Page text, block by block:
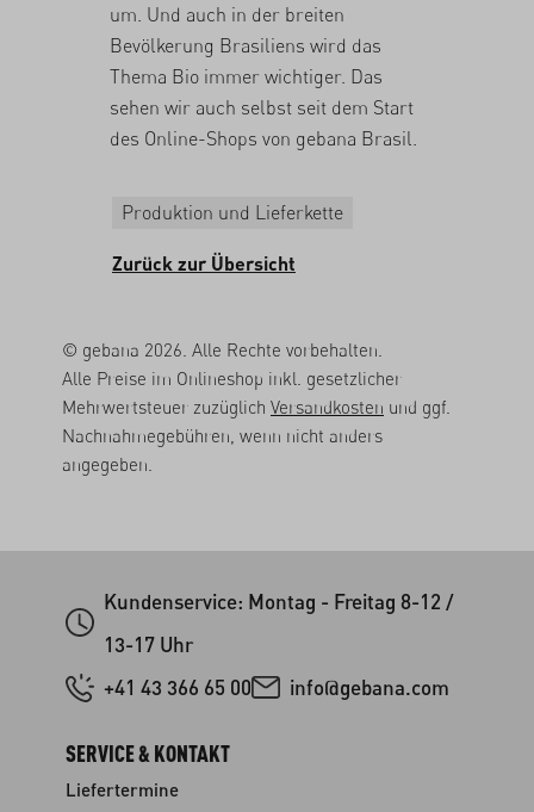
um. Und auch in der breiten
Bevölkerung Brasiliens wird das
Thema Bio immer wichtiger. Das
sehen wir auch selbst seit dem Start
des Online-Shops von gebana Brasil
Produktion und Lieferkette
Zurück zur Übersicht
© gebana 2026. Alle Rechte vorbehalten.
Alle Preise im Onlineshop inkl. gesetzlicher
Mehrwertsteuer zuzüglich Versandkosten und ggf.
Nachnahmegebühren, wenn nicht anders
angegeben.
Kundenservice: Montag - Freitag 8-12 /
13-17 Uhr
+41 43 366 65 00
info@gebana.com
SERVICE & KONTAKT
Liefertermine